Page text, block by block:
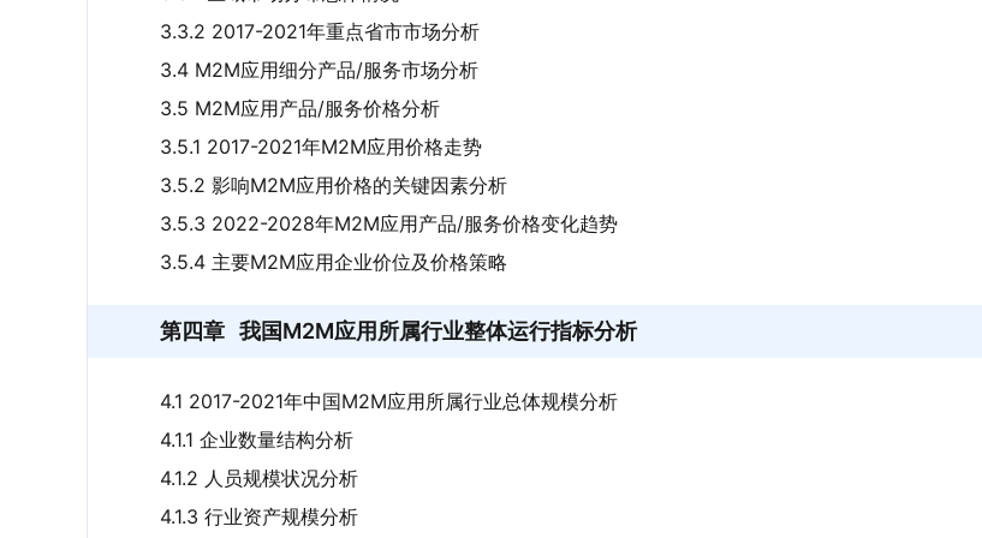
3.3.2 2017-2021年重点省市市场分析
3.4 M2M应用细分产品/服务市场分析
3.5 M2M应用产品/服务价格分析
3.5.1 2017-2021年M2M应用价格走势
3.5.2 影响M2M应用价格的关键因素分析
3.5.3 2022-2028年M2M应用产品/服务价格变化趋势
3.5.4 主要M2M应用企业价位及价格策略
第四章 我国M2M应用所属行业整体运行指标分析
4.1 2017-2021年中国M2M应用所属行业总体规模分析
4.1.1 企业数量结构分析
4.1.2 人员规模状况分析
4.1.3 行业资产规模分析